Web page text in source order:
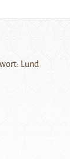
Lund